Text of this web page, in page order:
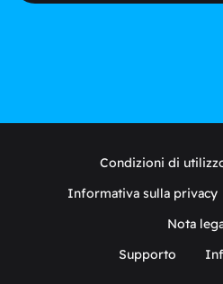
Condizioni di
Informativa sulla privacy
Nota
Supporto